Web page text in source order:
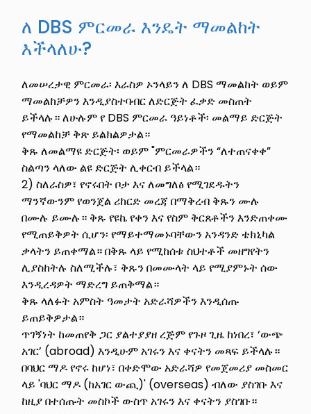
ለ DBS ምርመራ እንዴት ማመልከት
እችላለሁ?
ለመሠረታዊ ምርመራ፡ እራስዎ ኦንላይን ለ DBS ማመልከት ወይም
ማመልከቻዎን እንዲያስተባብር ለድርጅት ፈቃድ መስጠት
ይችላሉ። ለሁሉም የ DBS ምርመራ ዓይነቶች፡ መልማይ ድርጅት
የማመልከቻ ቅጽ ይልክልዎታል።
ቅጹ ለመልማዩ ድርጅት፡ ወይም "ምርመራዎችን “ለተጠናቀቀ”
ስልጣን ላለው ልዩ ድርጅት ሊቀርብ ይችላል።
2) ስለራስዎ፣ የኖሩበት ቦታ እና ለመግለፅ የሚገደዱትን
ማንኛውንም የወንጀል ሪከርድ መረጃ በማቅረብ ቅጹን ሙሉ
በሙሉ ይሙሉ። ቅጹ የዩኬ የቀን እና የስም ቅርጸቶችን እንድጠቀሙ
የሚጠይቅዎት ሲሆን፡ የማይተማመኑባቸውን አንዳንድ ቴክኒካል
ቃላትን ይጠቀማል። በቅጹ ላይ የሚከሰቱ ስህተቶች መዘግየትን
ሊያስከትሉ ስለሚችሉ፣ ቅጹን በመሙላት ላይ የሚያምኑት ሰው
እንዲረዳዎት ማድረግ ይጠቅማል።
ቅጹ ላለፉት አምስት ዓመታት አድራሻዎችን እንዲሰጡ
ይጠይቅዎታል።
ጥገኝነት ከመጠየቅ ጋር ያልተያያዘ ረጅም የጉዞ ጊዜ ከነበረ፣ ‘ውጭ
አገር’ (abroad) እንዲሁም አገሩን እና ቀናትን መጻፍ ይችላሉ።
በባህር ማዶ የኖሩ ከሆነ፣ በቀድሞው አድራሻዎ የመጀመሪያ መስመር
ላይ 'ባህር ማዶ (ከአገር ውጪ)' (overseas) ብለው ያስገቡ እና
ከዚያ በተሰጡት መስኮች ውስጥ አገሩን እና ቀናትን ያስገቡ።